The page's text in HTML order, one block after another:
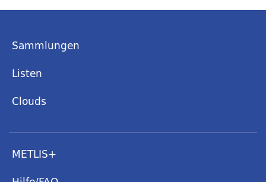
Sammlungen
Listen
Clouds
METLIS+